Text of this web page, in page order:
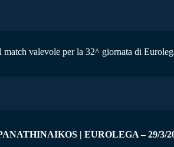
valevole per la 32^ giornata di
| EUROLEGA – 29/3/